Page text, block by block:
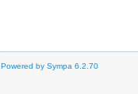
Powered by Sympa 6.2.70